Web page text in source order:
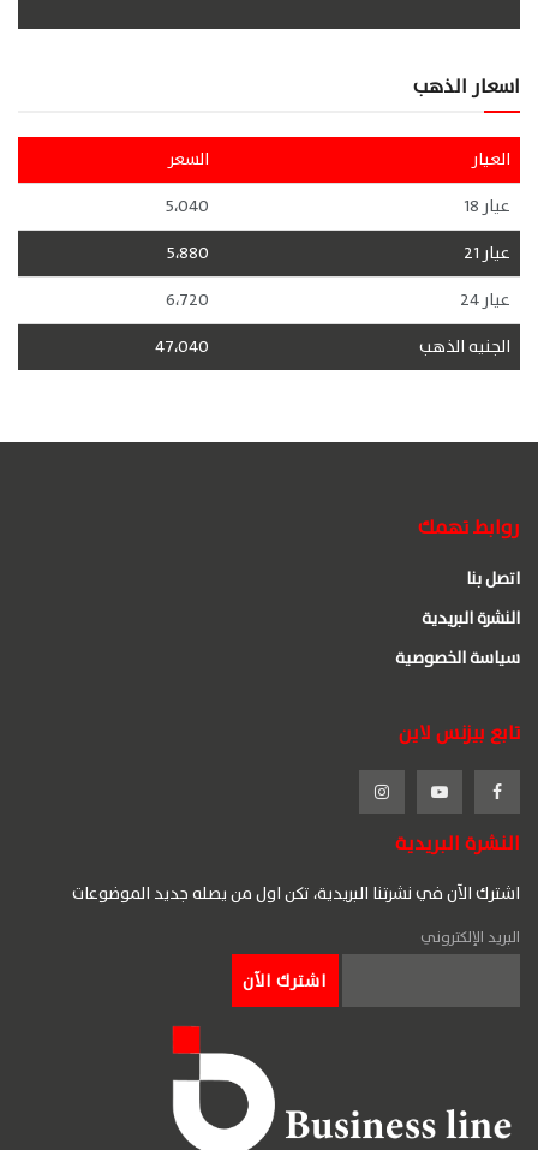
اسعار الذهب
العيار
السعر
عيار 18
5،040
عيار 21
5،880
عيار 24
6،720
الجنيه الذهب
47،040
روابط تهمك
اتصل بنا
النشرة البريدية
سياسة الخصوصية
تابع بيزنس لاين
النشرة البريدية
اشترك الآن في نشرتنا البريدية، تكن اول من يصله جديد الموضوعات
البريد الإلكتروني